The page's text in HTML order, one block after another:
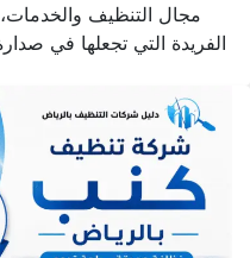
مجال التنظيف
الفريدة التي تجعلها في